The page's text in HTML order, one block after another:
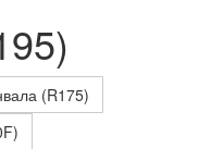
(R175)